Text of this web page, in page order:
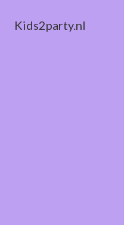
Kids2party.nl